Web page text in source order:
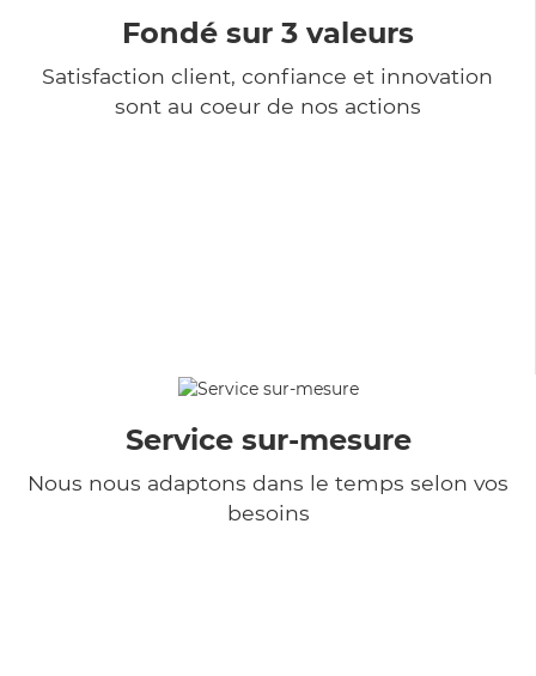
Fondé sur 3 valeurs
Satisfaction client, confiance et innovation
sont au coeur de nos actions
Service sur-mesure
Nous nous adaptons dans le temps selon vos
besoins